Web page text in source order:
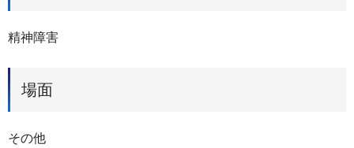
精神障害
場面
その他